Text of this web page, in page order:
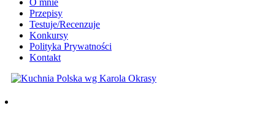
O mnie
Przepisy
Testuje/Recenzuje
Konkursy
Polityka Prywatności
Kontakt